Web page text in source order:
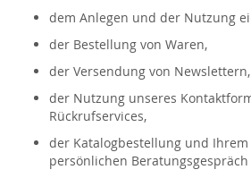
dem Anlegen und der Nutzung
der Bestellung von Waren,
der Versendung von Newslettern,
der Nutzung unseres
Rückrufservices,
der Katalogbestellung und
persönlichen Beratungsgespräch